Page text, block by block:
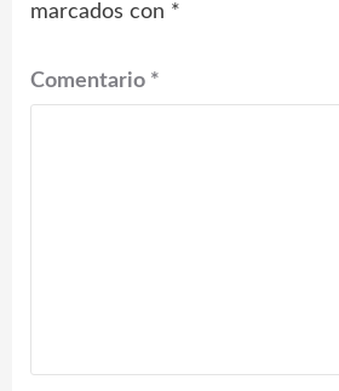
marcados con *
Comentario *